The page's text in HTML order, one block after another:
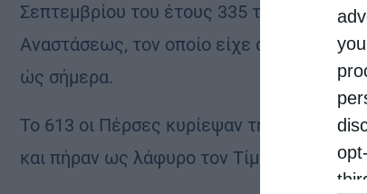
Σεπτεμβρίου του έτους 335 τον ύψωσε
Αναστάσεως, τον οποίο είχε ανεγείρει η
ώς σήμερα.
Το 613 οι Πέρσες κυρίεψαν την
και πήραν ως λάφυρο τον Τίμιο Σταυρό